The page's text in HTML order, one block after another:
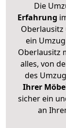
Die
Erfahrung
ein
Oberlausitz
alles, von
des
Ihrer
sicher ein
an